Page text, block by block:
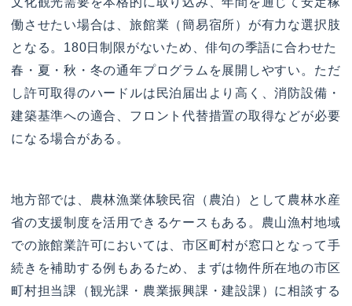
働させたい場合は、旅館業（簡易宿所）が有力な選択肢
となる。180日制限がないため、俳句の季語に合わせた
春・夏・秋・冬の通年プログラムを展開しやすい。ただ
し許可取得のハードルは民泊届出より高く、消防設備・
建築基準への適合、フロント代替措置の取得などが必要
になる場合がある。
地方部では、農林漁業体験民宿（農泊）として農林水産
省の支援制度を活用できるケースもある。農山漁村地域
での旅館業許可においては、市区町村が窓口となって手
続きを補助する例もあるため、まずは物件所在地の市区
町村担当課（観光課・農業振興課・建設課）に相談する